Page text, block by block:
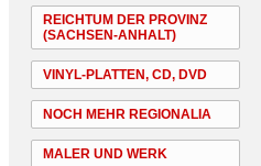
REICHTUM DER PROVINZ
(SACHSEN-ANHALT)
VINYL-PLATTEN, CD, DVD
NOCH MEHR REGIONALIA
MALER UND WERK